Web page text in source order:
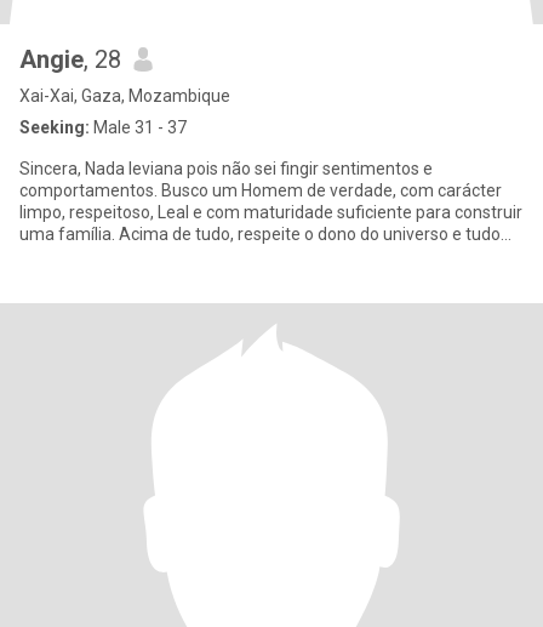
Angie, 28
Xai-Xai, Gaza, Mozambique
Seeking: Male 31 - 37
Sincera, Nada leviana pois não sei fingir sentimentos e
comportamentos. Busco um Homem de verdade, com carácter
limpo, respeitoso, Leal e com maturidade suficiente para construir
uma família. Acima de tudo, respeite o dono do universo e tudo